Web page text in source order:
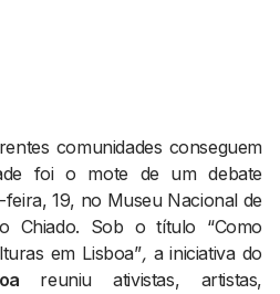
comunidades conseguem
foi o mote de um debate
19, no Museu Nacional de
Chiado. Sob o título “Como
em Lisboa”, a iniciativa do
reuniu ativistas, artistas,